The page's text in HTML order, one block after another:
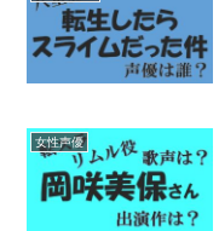
女性声優